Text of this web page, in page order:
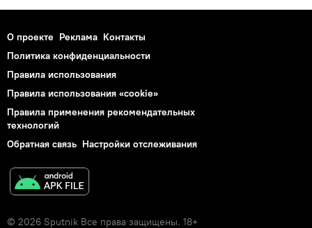
О проекте Реклама Контакты
Политика конфиденциальности
Правила использования
Правила использования «cookie»
Правила применения рекомендательных
технологий
Обратная связь Настройки отслеживания
© 2026 Sputnik Все права защищены. 18+